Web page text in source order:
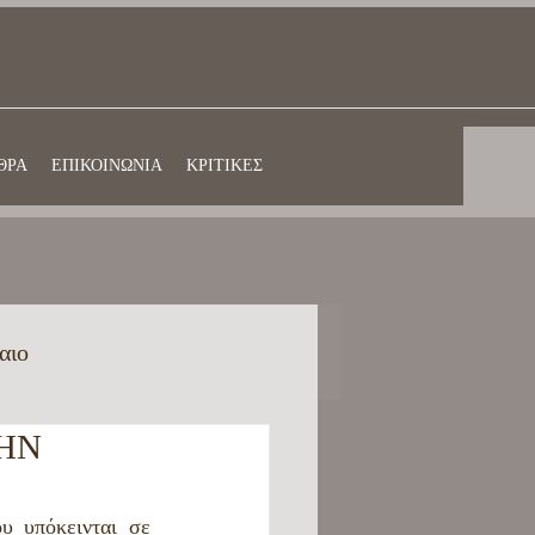
ΕΠΙΚΟΙΝΩΝΙΑ ΚΡΙΤΙΚΕΣ
στην Ελλάδα
υπόκεινται σε